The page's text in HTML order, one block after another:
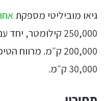
גיאו מוביליטי מספקת
200,000 ק״מ.
30,000 ק״מ.